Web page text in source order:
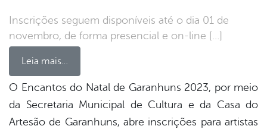
novembro, de forma presencial e on-line […]
Leia mais…
O Encantos do Natal de Garanhuns 2023, por meio
da Secretaria Municipal de Cultura e da Casa do
Artesão de Garanhuns, abre inscrições para artistas